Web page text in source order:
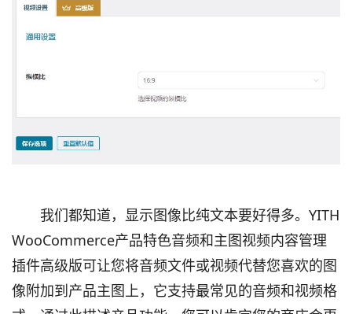
我们都知道，显示图像比纯文本要好得多。YITH
WooCommerce产品特色音频和主图视频内容管理
插件高级版可让您将音频文件或视频代替您喜欢的图
像附加到产品主图上，它支持最常见的音频和视频格